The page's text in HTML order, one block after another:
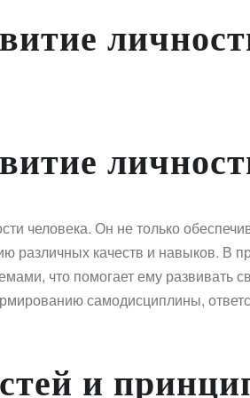
человека. Он не только
различных качеств и навыков. В
что помогает ему развивать
самодисциплины,
и